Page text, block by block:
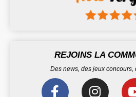
REJOINS LA
Des news, des jeux concours,